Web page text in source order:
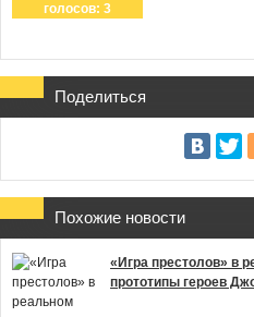
голосов: 3
Поделиться
Похожие новости
«Игра престолов» в
прототипы героев